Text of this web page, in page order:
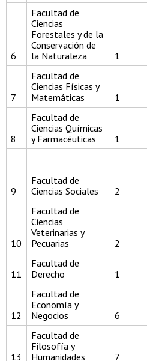
6
Facultad de
Ciencias
Forestales y de la
Conservación de
la Naturaleza
1
7
Facultad de
Ciencias Físicas y
Matemáticas
1
8
Facultad de
Ciencias Químicas
y Farmacéuticas
1
9
Facultad de
Ciencias Sociales
2
10
Facultad de
Ciencias
Veterinarias y
Pecuarias
2
11
Facultad de
Derecho
1
12
Facultad de
Economía y
Negocios
6
13
Facultad de
Filosofía y
Humanidades
7